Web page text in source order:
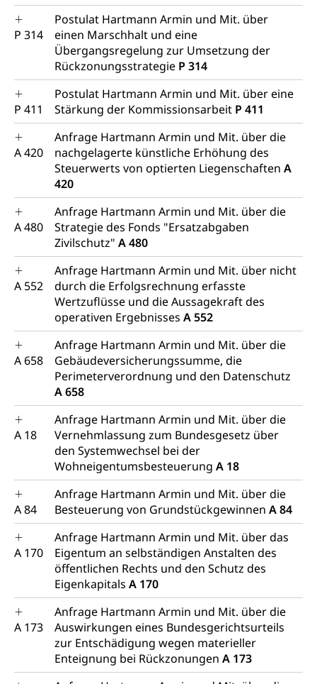
P 314
Postulat Hartmann Armin und Mit. über
einen Marschhalt und eine
Übergangsregelung zur Umsetzung der
Rückzonungsstrategie P 314
P 411
Postulat Hartmann Armin und Mit. über eine
Stärkung der Kommissionsarbeit P 411
A 420
Anfrage Hartmann Armin und Mit. über die
nachgelagerte künstliche Erhöhung des
Steuerwerts von optierten Liegenschaften A
420
A 480
Anfrage Hartmann Armin und Mit. über die
Strategie des Fonds "Ersatzabgaben
Zivilschutz" A 480
A 552
Anfrage Hartmann Armin und Mit. über nicht
durch die Erfolgsrechnung erfasste
Wertzuflüsse und die Aussagekraft des
operativen Ergebnisses A 552
A 658
Anfrage Hartmann Armin und Mit. über die
Gebäudeversicherungssumme, die
Perimeterverordnung und den Datenschutz
A 658
A 18
Anfrage Hartmann Armin und Mit. über die
Vernehmlassung zum Bundesgesetz über
den Systemwechsel bei der
Wohneigentumsbesteuerung A 18
A 84
Anfrage Hartmann Armin und Mit. über die
Besteuerung von Grundstückgewinnen A 84
A 170
Anfrage Hartmann Armin und Mit. über das
Eigentum an selbständigen Anstalten des
öffentlichen Rechts und den Schutz des
Eigenkapitals A 170
A 173
Anfrage Hartmann Armin und Mit. über die
Auswirkungen eines Bundesgerichtsurteils
zur Entschädigung wegen materieller
Enteignung bei Rückzonungen A 173